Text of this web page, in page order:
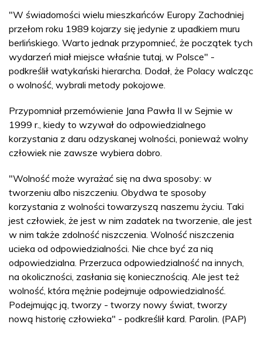
"W świadomości wielu mieszkańców Europy Zachodniej
przełom roku 1989 kojarzy się jedynie z upadkiem muru
berlińskiego. Warto jednak przypomnieć, że początek tych
wydarzeń miał miejsce właśnie tutaj, w Polsce" -
podkreślił watykański hierarcha. Dodał, że Polacy walcząc
o wolność, wybrali metody pokojowe.
Przypomniał przemówienie Jana Pawła II w Sejmie w
1999 r., kiedy to wzywał do odpowiedzialnego
korzystania z daru odzyskanej wolności, ponieważ wolny
człowiek nie zawsze wybiera dobro.
"Wolność może wyrażać się na dwa sposoby: w
tworzeniu albo niszczeniu. Obydwa te sposoby
korzystania z wolności towarzyszą naszemu życiu. Taki
jest człowiek, że jest w nim zadatek na tworzenie, ale jest
w nim także zdolność niszczenia. Wolność niszczenia
ucieka od odpowiedzialności. Nie chce być za nią
odpowiedzialna. Przerzuca odpowiedzialność na innych,
na okoliczności, zasłania się koniecznością. Ale jest też
wolność, która mężnie podejmuje odpowiedzialność.
Podejmując ją, tworzy - tworzy nowy świat, tworzy
nową historię człowieka" - podkreślił kard. Parolin. (PAP)